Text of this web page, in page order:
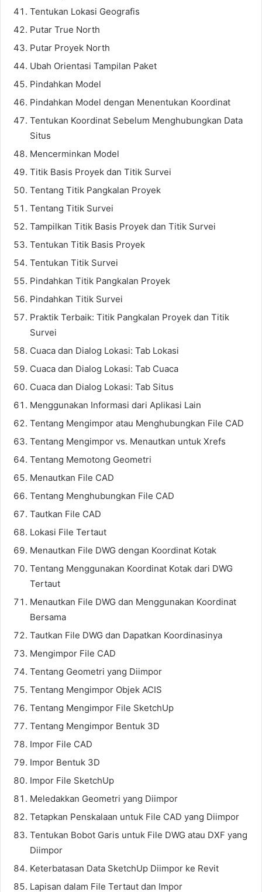
Tentukan Lokasi Geografis
Putar True North
Putar Proyek North
Ubah Orientasi Tampilan Paket
Pindahkan Model
Pindahkan Model dengan Menentukan Koordinat
Tentukan Koordinat Sebelum Menghubungkan Data
Situs
Mencerminkan Model
Titik Basis Proyek dan Titik Survei
Tentang Titik Pangkalan Proyek
Tentang Titik Survei
Tampilkan Titik Basis Proyek dan Titik Survei
Tentukan Titik Basis Proyek
Tentukan Titik Survei
Pindahkan Titik Pangkalan Proyek
Pindahkan Titik Survei
Praktik Terbaik: Titik Pangkalan Proyek dan Titik
Survei
Cuaca dan Dialog Lokasi: Tab Lokasi
Cuaca dan Dialog Lokasi: Tab Cuaca
Cuaca dan Dialog Lokasi: Tab Situs
Menggunakan Informasi dari Aplikasi Lain
Tentang Mengimpor atau Menghubungkan File CAD
Tentang Mengimpor vs. Menautkan untuk Xrefs
Tentang Memotong Geometri
Menautkan File CAD
Tentang Menghubungkan File CAD
Tautkan File CAD
Lokasi File Tertaut
Menautkan File DWG dengan Koordinat Kotak
Tentang Menggunakan Koordinat Kotak dari DWG
Tertaut
Menautkan File DWG dan Menggunakan Koordinat
Bersama
Tautkan File DWG dan Dapatkan Koordinasinya
Mengimpor File CAD
Tentang Geometri yang Diimpor
Tentang Mengimpor Objek ACIS
Tentang Mengimpor File SketchUp
Tentang Mengimpor Bentuk 3D
Impor File CAD
Impor Bentuk 3D
Impor File SketchUp
Meledakkan Geometri yang Diimpor
Tetapkan Penskalaan untuk File CAD yang Diimpor
Tentukan Bobot Garis untuk File DWG atau DXF yang
Diimpor
Keterbatasan Data SketchUp Diimpor ke Revit
Lapisan dalam File Tertaut dan Impor